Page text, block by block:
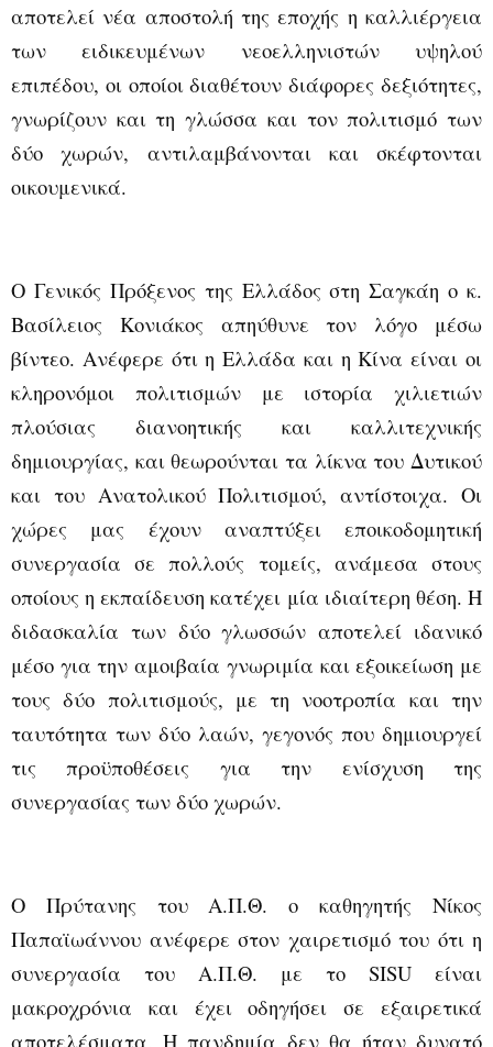
αποτελεί νέα αποστολή της εποχής η καλλιέργεια
των ειδικευμένων νεοελληνιστών υψηλού
επιπέδου, οι οποίοι διαθέτουν διάφορες δεξιότητες,
γνωρίζουν και τη γλώσσα και τον πολιτισμό των
δύο χωρών, αντιλαμβάνονται και σκέφτονται
οικουμενικά.
Ο Γενικός Πρόξενος της Ελλάδος στη Σαγκάη ο κ.
Βασίλειος Κονιάκος απηύθυνε τον λόγο μέσω
βίντεο. Ανέφερε ότι η Ελλάδα και η Κίνα είναι οι
κληρονόμοι πολιτισμών με ιστορία χιλιετιών
πλούσιας διανοητικής και καλλιτεχνικής
δημιουργίας, και θεωρούνται τα λίκνα του Δυτικού
και του Ανατολικού Πολιτισμού, αντίστοιχα. Οι
χώρες μας έχουν αναπτύξει εποικοδομητική
συνεργασία σε πολλούς τομείς, ανάμεσα στους
οποίους η εκπαίδευση κατέχει μία ιδιαίτερη θέση. Η
διδασκαλία των δύο γλωσσών αποτελεί ιδανικό
μέσο για την αμοιβαία γνωριμία και εξοικείωση με
τους δύο πολιτισμούς, με τη νοοτροπία και την
ταυτότητα των δύο λαών, γεγονός που δημιουργεί
τις προϋποθέσεις για την ενίσχυση της
συνεργασίας των δύο χωρών.
Ο Πρύτανης του Α.Π.Θ. ο καθηγητής Νίκος
Παπαϊωάννου ανέφερε στον χαιρετισμό του ότι η
συνεργασία του Α.Π.Θ. με το SISU είναι
μακροχρόνια και έχει οδηγήσει σε εξαιρετικά
αποτελέσματα. Η πανδημία δεν θα ήταν δυνατό